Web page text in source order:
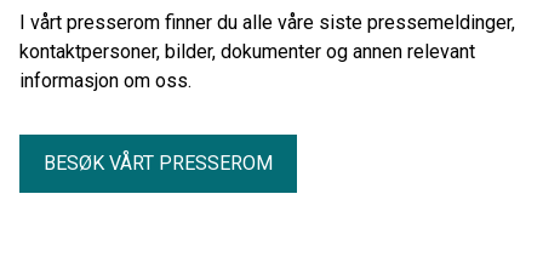
Vestkantbadet byens største velværesenter.
I vårt presserom finner du alle våre siste pressemeldinger,
kontaktpersoner, bilder, dokumenter og annen relevant
informasjon om oss.
BESØK VÅRT PRESSEROM